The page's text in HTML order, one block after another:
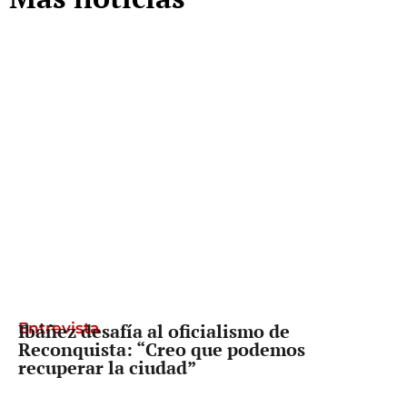
Entrevista
Ibáñez desafía al oficialismo de
Reconquista: “Creo que podemos
recuperar la ciudad”